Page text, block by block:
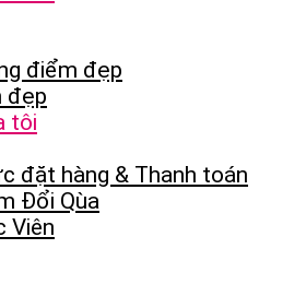
điểm đẹp
đẹp
tôi
đặt hàng & Thanh toán
Đổi Qùa
Viên